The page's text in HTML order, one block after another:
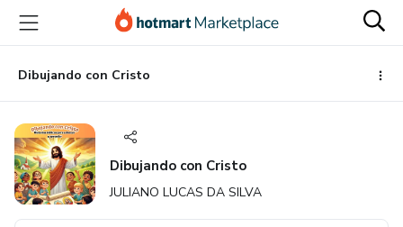
principal
página
de
página
Dibujando con Cristo
Dibujando con Cristo
JULIANO LUCAS DA SILVA